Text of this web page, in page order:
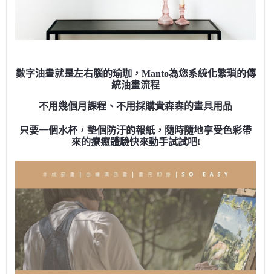
數字油畫就是左右腦的瑜珈，Manto為您系統化繁瑣的傳
統油畫流程
不用幾個月課程、不用採購貴森森的畫具用品
只要一個水杯，墊個防汙的報紙，隨時隨地享受色彩帶
來的療癒體驗快來動手試試吧!